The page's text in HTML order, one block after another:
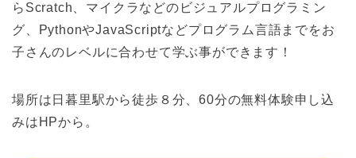
らScratch、マイクラなどのビジュアルプログラミン
グ、PythonやJavaScriptなどプログラム言語までをお
子さんのレベルに合わせて学ぶ事ができます！
場所は日暮里駅から徒歩８分、60分の無料体験申し込
みはHPから。